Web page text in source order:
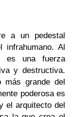
a un pedestal
infrahumano. Al
es una fuerza
y destructiva.
grande del
poderosa es
el arquitecto del